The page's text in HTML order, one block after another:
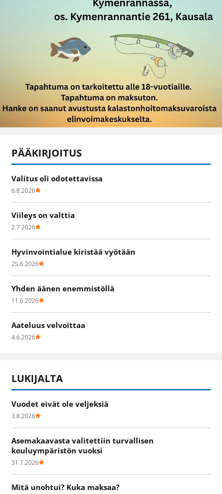
PÄÄKIRJOITUS
Valitus oli odotettavissa
6.8.2026
Viileys on valttia
2.7.2026
Hyvinvointialue kiristää vyötään
25.6.2026
Yhden äänen enemmistöllä
11.6.2026
Aateluus velvoittaa
4.6.2026
LUKIJALTA
Vuodet eivät ole veljeksiä
3.8.2026
Asemakaavasta valitettiin turvallisen
kouluympäristön vuoksi
31.7.2026
Mitä unohtui? Kuka maksaa?